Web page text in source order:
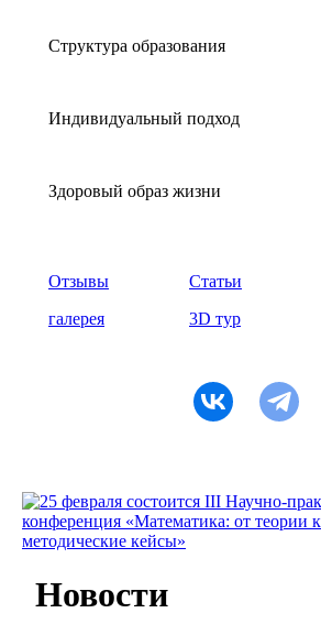
Структура образования
Индивидуальный подход
Здоровый образ жизни
Отзывы Статьи
галерея
3D тур
Новости